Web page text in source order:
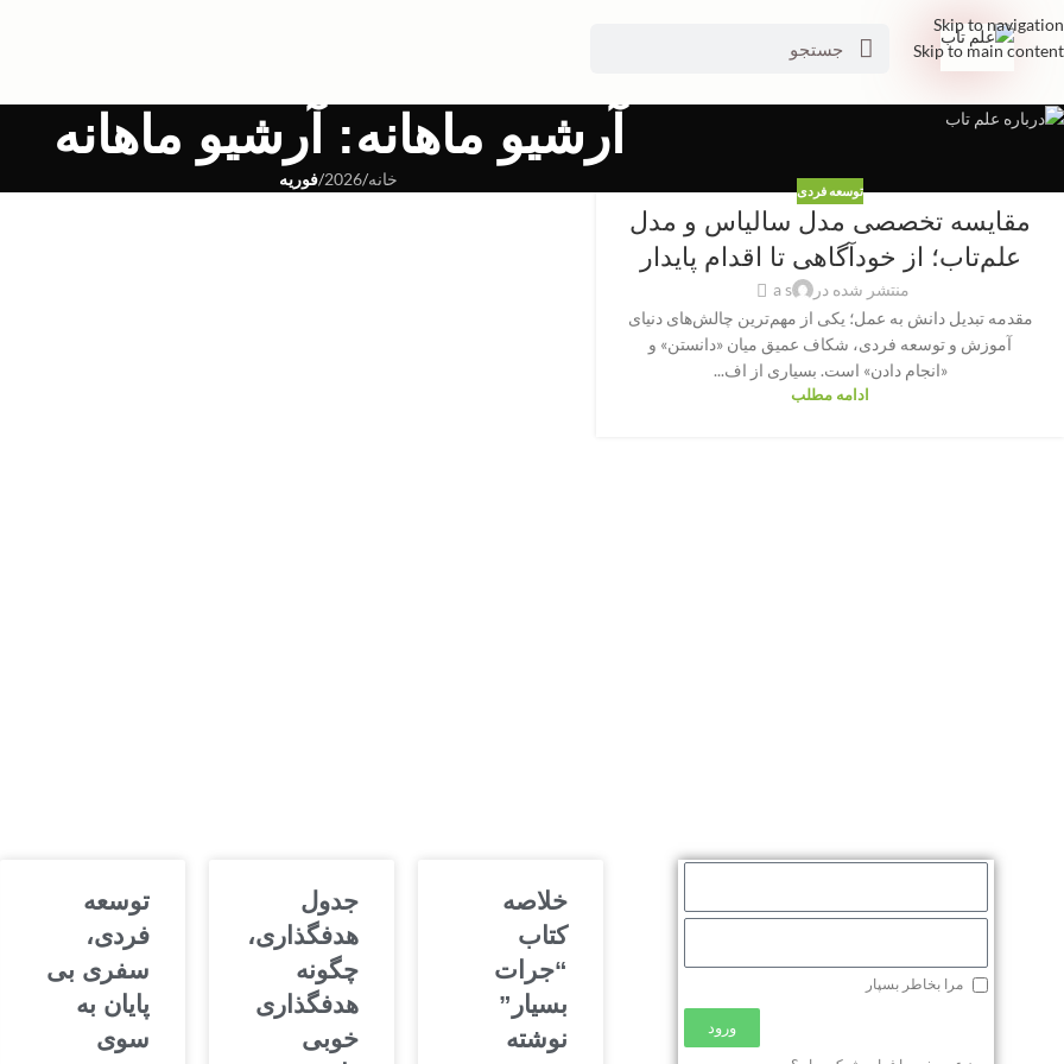
Skip to navigation
Skip to main content
آرشیو ماهانه: آرشیو ماهانه
خانه/
2026
/فوریه
توسعه فردی
مقایسه تخصصی مدل سالیاس و مدل
علم‌تاب؛ از خودآگاهی تا اقدام پایدار
منتشر شده در
a s
مقدمه تبدیل دانش به عمل؛ یکی از مهم‌ترین چالش‌های دنیای
آموزش و توسعه فردی، شکاف عمیق میان «دانستن» و
«انجام دادن» است. بسیاری از اف...
ادامه مطلب
مرا بخاطر بسپار
ورود
محصولات
خلاصه
کتاب
“جرات
بسیار”
نوشته
جدول
هدفگذاری،
چگونه
هدفگذاری
خوبی
توسعه
فردی،
سفری بی
پایان به
سوی